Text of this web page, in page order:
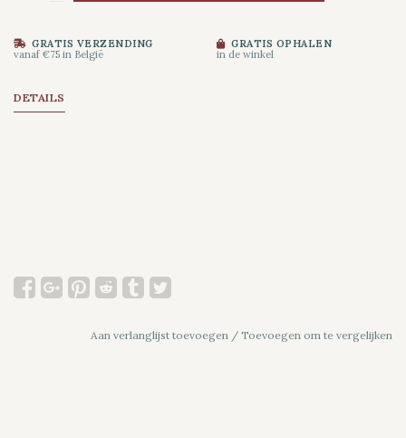
GRATIS VERZENDING
vanaf €75 in België
GRATIS OPHALEN
in de winkel
DETAILS
Aan verlanglijst toevoegen / Toevoegen om te vergelijken